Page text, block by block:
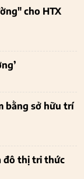
cho HTX
bằng sở hữu trí
đô thị tri thức